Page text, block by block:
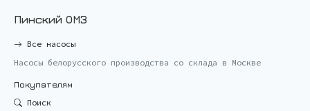
Пинский ОМЗ
Все насосы
Насосы белорусского производства со склада в Москве
Покупателям
Поиск